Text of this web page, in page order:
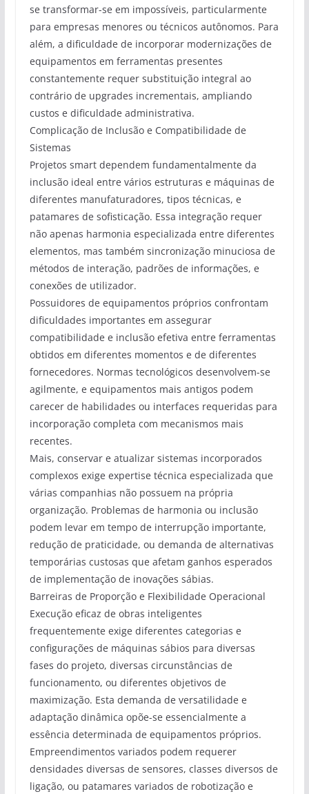
se transformar-se em impossíveis, particularmente
para empresas menores ou técnicos autônomos. Para
além, a dificuldade de incorporar modernizações de
equipamentos em ferramentas presentes
constantemente requer substituição integral ao
contrário de upgrades incrementais, ampliando
custos e dificuldade administrativa.
Complicação de Inclusão e Compatibilidade de
Sistemas
Projetos smart dependem fundamentalmente da
inclusão ideal entre vários estruturas e máquinas de
diferentes manufaturadores, tipos técnicas, e
patamares de sofisticação. Essa integração requer
não apenas harmonia especializada entre diferentes
elementos, mas também sincronização minuciosa de
métodos de interação, padrões de informações, e
conexões de utilizador.
Possuidores de equipamentos próprios confrontam
dificuldades importantes em assegurar
compatibilidade e inclusão efetiva entre ferramentas
obtidos em diferentes momentos e de diferentes
fornecedores. Normas tecnológicos desenvolvem-se
agilmente, e equipamentos mais antigos podem
carecer de habilidades ou interfaces requeridas para
incorporação completa com mecanismos mais
recentes.
Mais, conservar e atualizar sistemas incorporados
complexos exige expertise técnica especializada que
várias companhias não possuem na própria
organização. Problemas de harmonia ou inclusão
podem levar em tempo de interrupção importante,
redução de praticidade, ou demanda de alternativas
temporárias custosas que afetam ganhos esperados
de implementação de inovações sábias.
Barreiras de Proporção e Flexibilidade Operacional
Execução eficaz de obras inteligentes
frequentemente exige diferentes categorias e
configurações de máquinas sábios para diversas
fases do projeto, diversas circunstâncias de
funcionamento, ou diferentes objetivos de
maximização. Esta demanda de versatilidade e
adaptação dinâmica opõe-se essencialmente a
essência determinada de equipamentos próprios.
Empreendimentos variados podem requerer
densidades diversas de sensores, classes diversos de
ligação, ou patamares variados de robotização e